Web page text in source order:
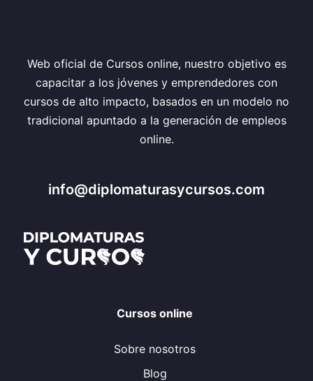
Web oficial de Cursos online, nuestro objetivo es
capacitar a los jóvenes y emprendedores con
cursos de alto impacto, basados en un modelo no
tradicional apuntado a la generación de empleos
online.
info@diplomaturasycursos.com
Cursos online
Sobre nosotros
Blog